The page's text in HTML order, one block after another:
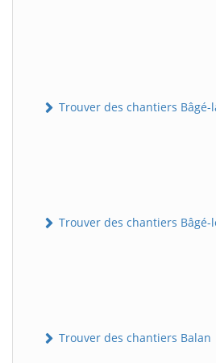
Trouver des chantiers Bâgé-
Trouver des chantiers Bâgé-
Trouver des chantiers Balan